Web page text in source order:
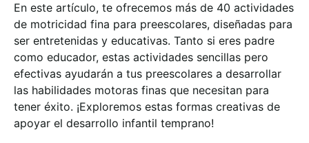
En este artículo, te ofrecemos más de 40 actividades
de motricidad fina para preescolares, diseñadas para
ser entretenidas y educativas. Tanto si eres padre
como educador, estas actividades sencillas pero
efectivas ayudarán a tus preescolares a desarrollar
las habilidades motoras finas que necesitan para
tener éxito. ¡Exploremos estas formas creativas de
apoyar el desarrollo infantil temprano!